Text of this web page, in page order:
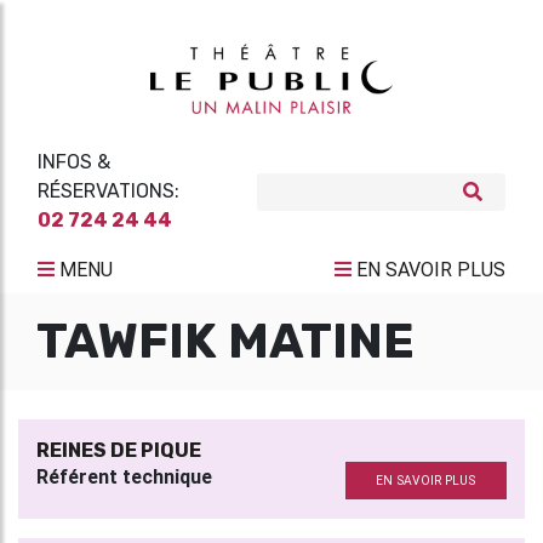
INFOS &
RÉSERVATIONS:
02 724 24 44
MENU EN SAVOIR PLUS
TAWFIK MATINE
REINES DE PIQUE
Référent technique EN SAVOIR PLUS